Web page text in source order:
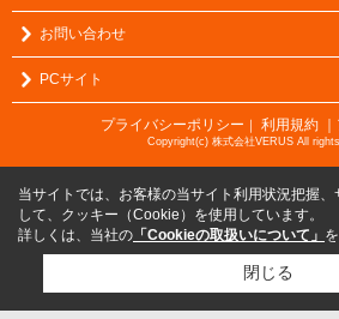
お問い合わせ
PCサイト
プライバシーポリシー ｜ 利用規約
Copyright(c) 株式会社VERUS All
当サイトでは、お客様の当サイト利用状況把握、
して、クッキー（Cookie）を使用しています。
詳しくは、当社の 「Cookieの取扱いについて」
閉じる